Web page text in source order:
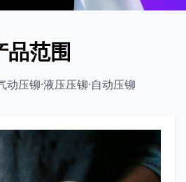
品范围
动压铆·液压压铆·自动压铆